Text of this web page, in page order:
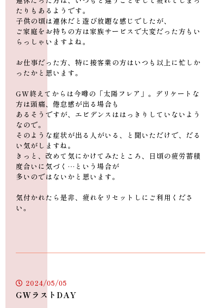
たりもあるようです。
子供の頃は連休だと遊び放題な感じでしたが、
ご家庭をお持ちの方は家族サービスで大変だった方もい
らっしゃいますよね。
お仕事だった方、特に接客業の方はいつも以上に忙しか
ったかと思います。
GW終えてからは今噂の「太陽フレア」。デリケートな
方は頭痛、倦怠感が出る場合も
あるそうですが、エビデンスははっきりしていないよう
なので。
そのような症状が出る人がいる、と聞いただけで、だる
い気がしますね。
きっと、改めて気にかけてみたところ、日頃の疲労蓄積
度合いに気づく…という場合が
多いのではないかと思います。
気付かれたら是非、疲れをリセットしにご利用くださ
い。
2024/05/05
GWラストDAY
closed:毎週水曜日＋不定休